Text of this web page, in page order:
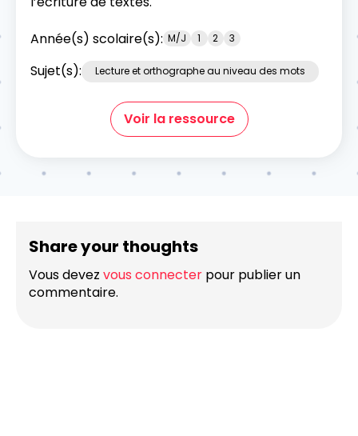
Année(s) scolaire(s): M/J 1 2 3
Sujet(s): Lecture et orthographe au niveau des mots
Voir la ressource
Share your thoughts
Vous devez vous connecter pour publier un
commentaire.